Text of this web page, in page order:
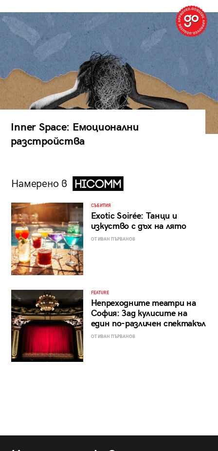
Inner Space: Емоционални
разстройства
Намерено в
СЪБИТИЯ
Exotic Soirée: Танци и
изкуство с дъх на лято
ОТ ИВАН ПЪРВАНОВ
FEATURE
Непреходните театри на
София: Зад кулисите на
един по-различен спектакъл
ОТ ИВАН ПЪРВАНОВ